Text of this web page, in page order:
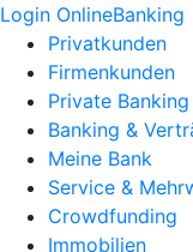
Login OnlineBanking
Privatkunden
Firmenkunden
Private Banking
Banking &
Meine Bank
Service &
Crowdfunding
Immobilien